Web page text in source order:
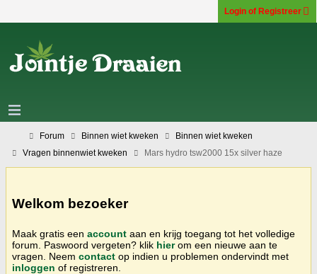
Login of Registreer
Forum Binnen wiet kweken
Binnen wiet kweken
Vragen binnenwiet kweken
Mars hydro tsw2000 15x silver haze
Welkom bezoeker
Maak gratis een account aan en krijg toegang tot het volledige
forum. Paswoord vergeten? klik hierom een nieuwe aan te
vragen. Neem contact op indien u problemen ondervindt met
inloggen of registreren.